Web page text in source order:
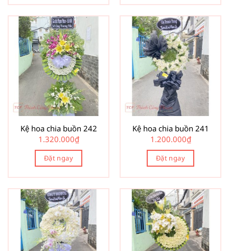
Kệ hoa chia buồn 242
1.320.000₫
Đặt ngay
Kệ hoa chia buồn 241
1.200.000₫
Đặt ngay